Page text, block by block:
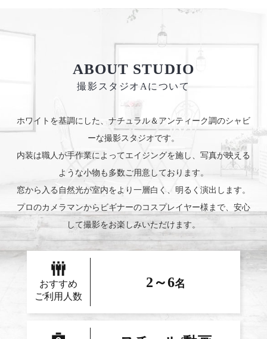
ABOUT STUDIO
撮影スタジオAについて
ホワイトを基調にした、ナチュラル＆アンティーク調のシャビ
ーな撮影スタジオです。
内装は職人が手作業によってエイジングを施し、写真が映える
ような小物も多数ご用意しております。
窓から入る自然光が室内をより一層白く、明るく演出します。
プロのカメラマンからビギナーのコスプレイヤー様まで、安心
して撮影をお楽しみいただけます。
おすすめ
ご利用人数
2～6名